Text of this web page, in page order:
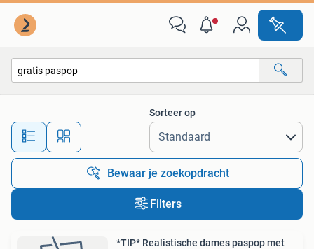
Alle afstanden…
Sorteer op
Bewaar je zoekopdracht
Filters
*TIP* Realistische dames paspop met